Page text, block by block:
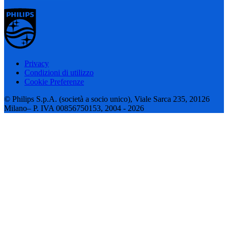
Privacy
Condizioni di utilizzo
Cookie Preferenze
© Philips S.p.A. (società a socio unico), Viale Sarca 235, 20126
Milano– P. IVA 00856750153, 2004 - 2026